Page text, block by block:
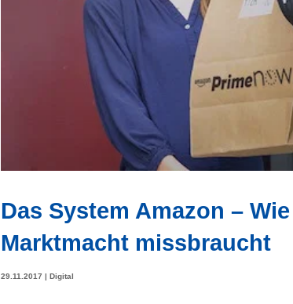
Das System Amazon –
Marktmacht missbraucht
29.11.2017 | Digital